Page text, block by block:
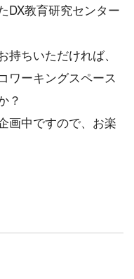
DX教育研究センター
ちいただければ、
ワーキングスペース
？
画中ですので、お楽